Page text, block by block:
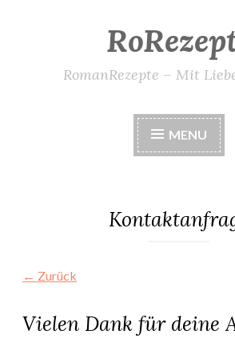
RomanRezepte – Mit
MENU
← Zurück
Vielen Dank für deine